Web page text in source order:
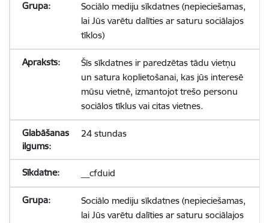
Sociālo mediju sīkdatnes (nepieciešamas,
lai Jūs varētu dalīties ar saturu sociālajos
tīklos)
Šīs sīkdatnes ir paredzētas tādu vietņu
un satura koplietošanai, kas jūs interesē
mūsu vietnē, izmantojot trešo personu
sociālos tīklus vai citas vietnes.
24 stundas
__cfduid
Sociālo mediju sīkdatnes (nepieciešamas,
lai Jūs varētu dalīties ar saturu sociālajos